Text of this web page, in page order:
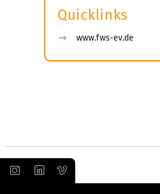
Quicklinks
www.fws-ev.de